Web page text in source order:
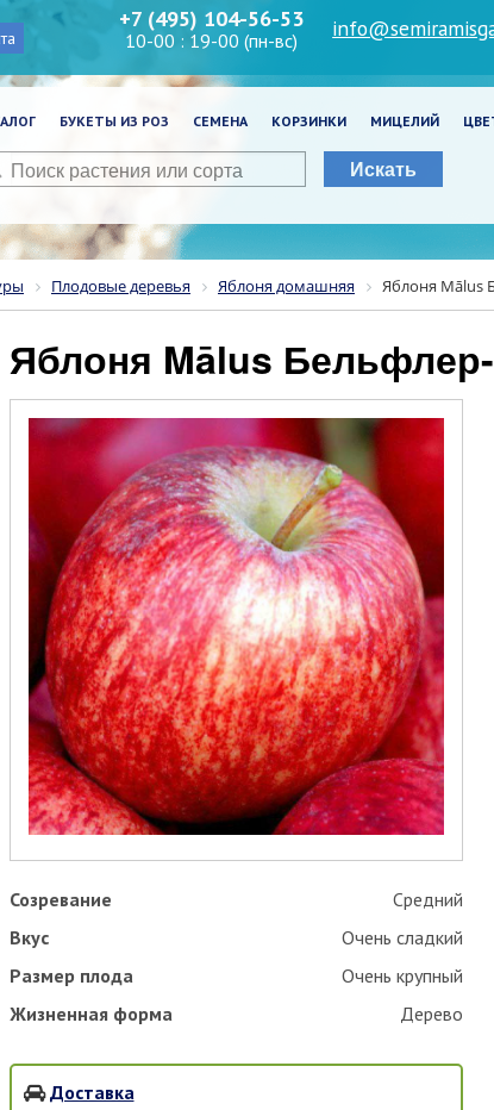
+7 (495) 104-56-53
10-00 : 19-00 (пн-вс)
БУКЕТЫ ИЗ РОЗ СЕМЕНА КОРЗИНКИ МИЦЕЛИЙ
Искать
Плодовые деревья Яблоня домашняя Яблоня Mālus
Яблоня Mālus
Созревание
Средний
Вкус
Очень сладкий
Размер плода
Очень крупный
Жизненная форма
Дерево
Доставка